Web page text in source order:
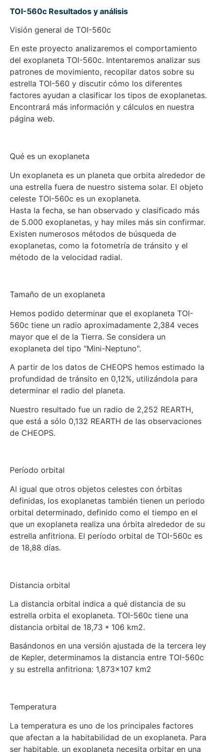
TOI-560c Resultados y análisis
Visión general de TOI-560c
En este proyecto analizaremos el comportamiento
del exoplaneta TOI-560c. Intentaremos analizar sus
patrones de movimiento, recopilar datos sobre su
estrella TOI-560 y discutir cómo los diferentes
factores ayudan a clasificar los tipos de exoplanetas.
Encontrará más información y cálculos en nuestra
página web.
Qué es un exoplaneta
Un exoplaneta es un planeta que orbita alrededor de
una estrella fuera de nuestro sistema solar. El objeto
celeste TOI-560c es un exoplaneta.
Hasta la fecha, se han observado y clasificado más
de 5.000 exoplanetas, y hay miles más sin confirmar.
Existen numerosos métodos de búsqueda de
exoplanetas, como la fotometría de tránsito y el
método de la velocidad radial.
Tamaño de un exoplaneta
Hemos podido determinar que el exoplaneta TOI-
560c tiene un radio aproximadamente 2,384 veces
mayor que el de la Tierra. Se considera un
exoplaneta del tipo "Mini-Neptuno".
A partir de los datos de CHEOPS hemos estimado la
profundidad de tránsito en 0,12%, utilizándola para
determinar el radio del planeta.
Nuestro resultado fue un radio de 2,252 REARTH,
que está a sólo 0,132 REARTH de las observaciones
de CHEOPS.
Período orbital
Al igual que otros objetos celestes con órbitas
definidas, los exoplanetas también tienen un periodo
orbital determinado, definido como el tiempo en el
que un exoplaneta realiza una órbita alrededor de su
estrella anfitriona. El período orbital de TOI-560c es
de 18,88 días.
Distancia orbital
La distancia orbital indica a qué distancia de su
estrella orbita el exoplaneta. TOI-560c tiene una
distancia orbital de 18,73 * 106 km2.
Basándonos en una versión ajustada de la tercera ley
de Kepler, determinamos la distancia entre TOI-560c
y su estrella anfitriona: 1,873×107 km2
Temperatura
La temperatura es uno de los principales factores
que afectan a la habitabilidad de un exoplaneta. Para
ser habitable, un exoplaneta necesita orbitar en una